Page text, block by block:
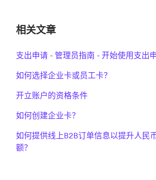
相关文章
支出申请 - 管理员指南 - 开始使用支出
如何选择企业卡或员工卡？
开立账户的资格条件
如何创建企业卡？
如何提供线上B2B订单信息以提升人民
额？